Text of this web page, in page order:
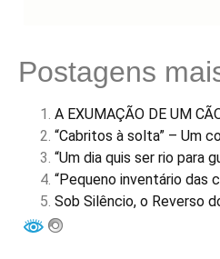
Postagens
A EXUMAÇÃO DE UM
“Cabritos à solta” – Um
“Um dia quis ser rio para
“Pequeno inventário das
Sob Silêncio, o Reverso